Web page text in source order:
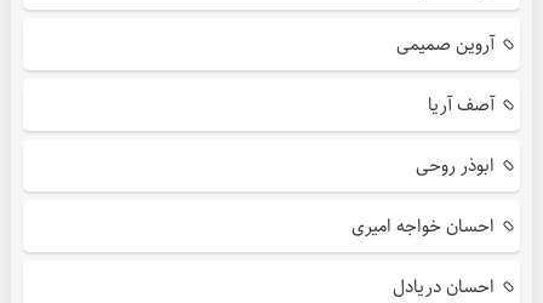
آروین صمیمی
آصف آریا
ابوذر روحی
احسان خواجه امیری
احسان دریادل